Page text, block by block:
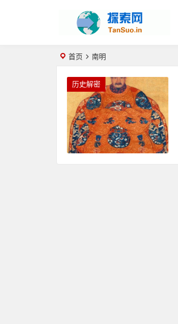
首页 南明
历史解密